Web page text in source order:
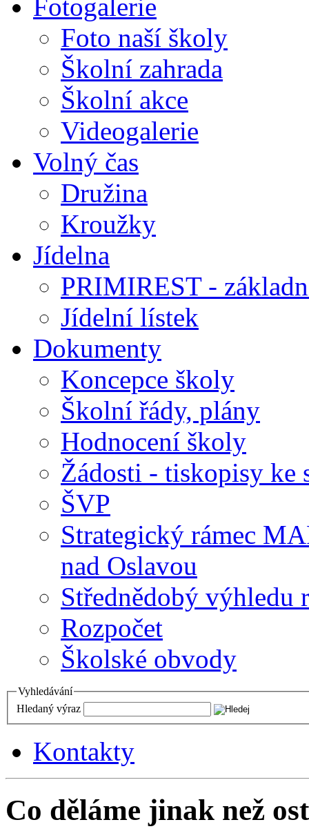
Fotogalerie
Foto naší školy
Školní zahrada
Školní akce
Videogalerie
Volný čas
Družina
Kroužky
Jídelna
PRIMIREST -
Jídelní lístek
Dokumenty
Koncepce školy
Školní řády, plány
Hodnocení školy
Žádosti - tiskopisy ke
ŠVP
Strategický rámec
nad Oslavou
Střednědobý výhledu
Rozpočet
Školské obvody
Vyhledávání
Hledaný výraz
Kontakty
Co děláme jinak než